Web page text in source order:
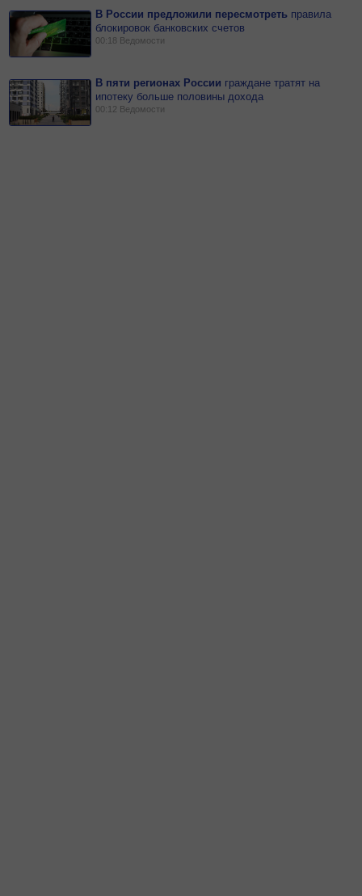
В России предложили пересмотреть правила
блокировок банковских счетов
00:18 Ведомости
В пяти регионах России граждане тратят на
ипотеку больше половины дохода
00:12 Ведомости